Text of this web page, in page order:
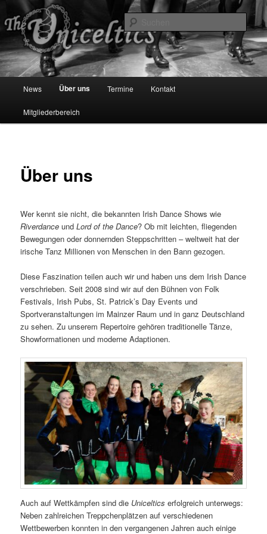
primären
Inhalt
springenThe Uniceltics
News Über uns Termine Kontakt
Mitgliederbereich
Über uns
Wer kennt sie nicht, die bekannten Irish Dance Shows wie
Riverdance undLord of the Dance? Ob mit leichten, fliegenden
Bewegungen oder donnernden Steppschritten – weltweit hat der
irische Tanz Millionen von Menschen in den Bann gezogen.
Diese Faszination teilen auch wir und haben uns dem Irish Dance
verschrieben. Seit 2008 sind wir auf den Bühnen von Folk
Festivals, Irish Pubs, St. Patrick’s Day Events und
Sportveranstaltungen im Mainzer Raum und in ganz Deutschland
zu sehen. Zu unserem Repertoire gehören traditionelle Tänze,
Showformationen und moderne Adaptionen.
Auch auf Wettkämpfen sind die Uniceltics erfolgreich unterwegs:
Neben zahlreichen Treppchenplätzen auf verschiedenen
Wettbewerben konnten in den vergangenen Jahren auch einige